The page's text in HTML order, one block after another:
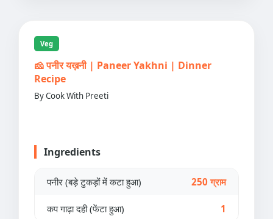
Veg
🧀 पनीर यख़नी | Paneer Yakhni | Dinner
Recipe
By Cook With Preeti
Ingredients
पनीर (बड़े टुकड़ों में कटा हुआ) 250 ग्राम
कप गाढ़ा दही (फेंटा हुआ) 1